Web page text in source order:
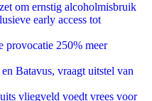
om ernstig alcoholmisbruik
early access tot
provocatie 250% meer
Batavus, vraagt uitstel van
vliegveld voedt vrees voor